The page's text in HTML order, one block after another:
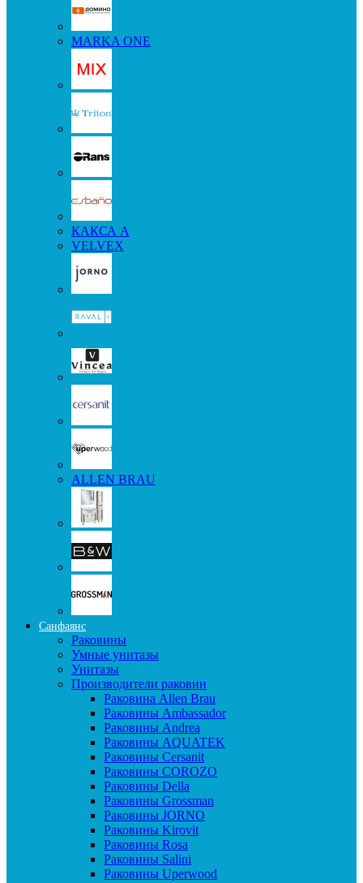
MARKA ONE
КАКСА А
VELVEX
ALLEN BRAU
Санфаянс
Раковины
Умные унитазы
Унитазы
Производители раковин
Раковина Allen Brau
Раковины Ambassador
Раковины Andrea
Раковины AQUATEK
Раковины Cersanit
Раковины COROZO
Раковины Della
Раковины Grossman
Раковины JORNO
Раковины Kirovit
Раковины Rosa
Раковины Salini
Раковины Uperwood